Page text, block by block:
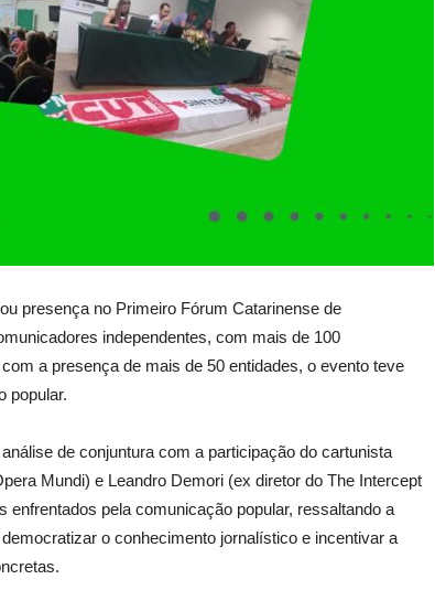
presença no Primeiro Fórum Catarinense de
independentes, com mais de 100
a presença de mais de 50 entidades, o evento teve
popular.
de conjuntura com a participação do cartunista
Mundi) e Leandro Demori (ex diretor do The Intercept
pela comunicação popular, ressaltando a
o conhecimento jornalístico e incentivar a